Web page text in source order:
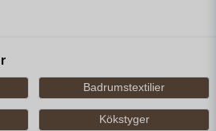
Badrumstextilier
Kökstyger